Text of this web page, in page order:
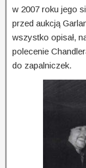
w 2007 roku jego
przed aukcją
wszystko opisał,
polecenie
do zapalniczek.